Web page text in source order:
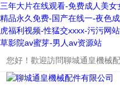
三年大片在线观看-免费成人美
精品永久免费-国产在线一-夜色
虎福利视频-性猛交xxxx-污污网
草影院av蜜芽-男人av资源站
您好！歡迎訪問聊城通皇機械